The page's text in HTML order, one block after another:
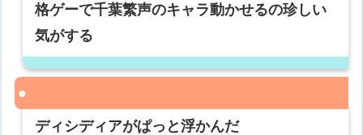
格ゲーで千葉繁声のキャラ動かせるの珍しい
気がする
ディシディアがぱっと浮かんだ